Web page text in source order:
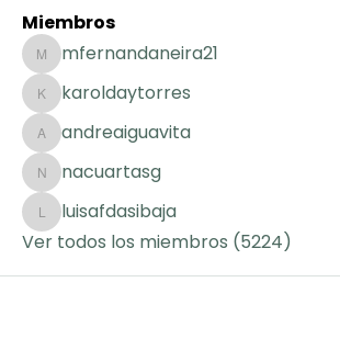
Miembros
mfernandaneira21
mfernandaneira21
karoldaytorres
karoldaytorres
andreaiguavita
andreaiguavita
nacuartasg
nacuartasg
luisafdasibaja
luisafdasibaja
Ver todos los miembros (5224)